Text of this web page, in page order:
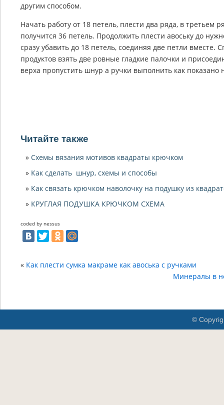
другим способом.
Начать работу от 18 петель, плести два ряда, в третьем
получится 36 петель. Продолжить плести авоську до
сразу убавить до 18 петель, соединяя две петли вместе.
продуктов взять две ровные гладкие палочки и
верха пропустить шнур а ручки выполнить как показано
Читайте также
Схемы вязания мотивов квадраты крючком
Как сделать шнур, схемы и способы
Как связать крючком наволочку на подушку из
КРУГЛАЯ ПОДУШКА КРЮЧКОМ СХЕМА
coded by nessus
« Как плести сумка макраме как авоська с ручками
Минералы в
©